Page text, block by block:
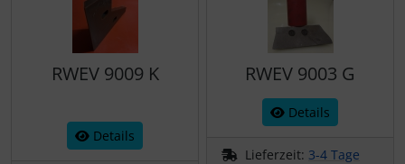
RWEV 9009 K
Details
RWEV 9003 G
Details
Lieferzeit: 3-4 Tage